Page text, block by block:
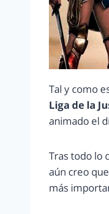
Tal y como
Liga de la
animado el
Tras todo lo
aún creo
más